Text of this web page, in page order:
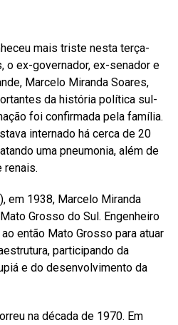
mais triste nesta terça-
o ex-governador, ex-senador e
Marcelo Miranda Soares,
da história política sul-
foi confirmada pela família.
internado há cerca de 20
uma pneumonia, além de
renais.
em 1938, Marcelo Miranda
Grosso do Sul. Engenheiro
então Mato Grosso para atuar
participando da
e do desenvolvimento da
na década de 1970. Em